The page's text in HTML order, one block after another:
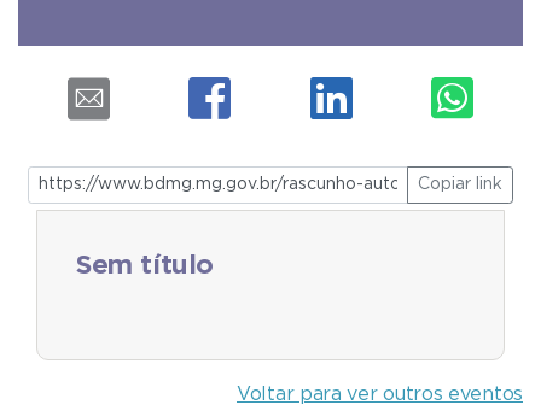
Copiar link
Sem título
Voltar para ver outros eventos